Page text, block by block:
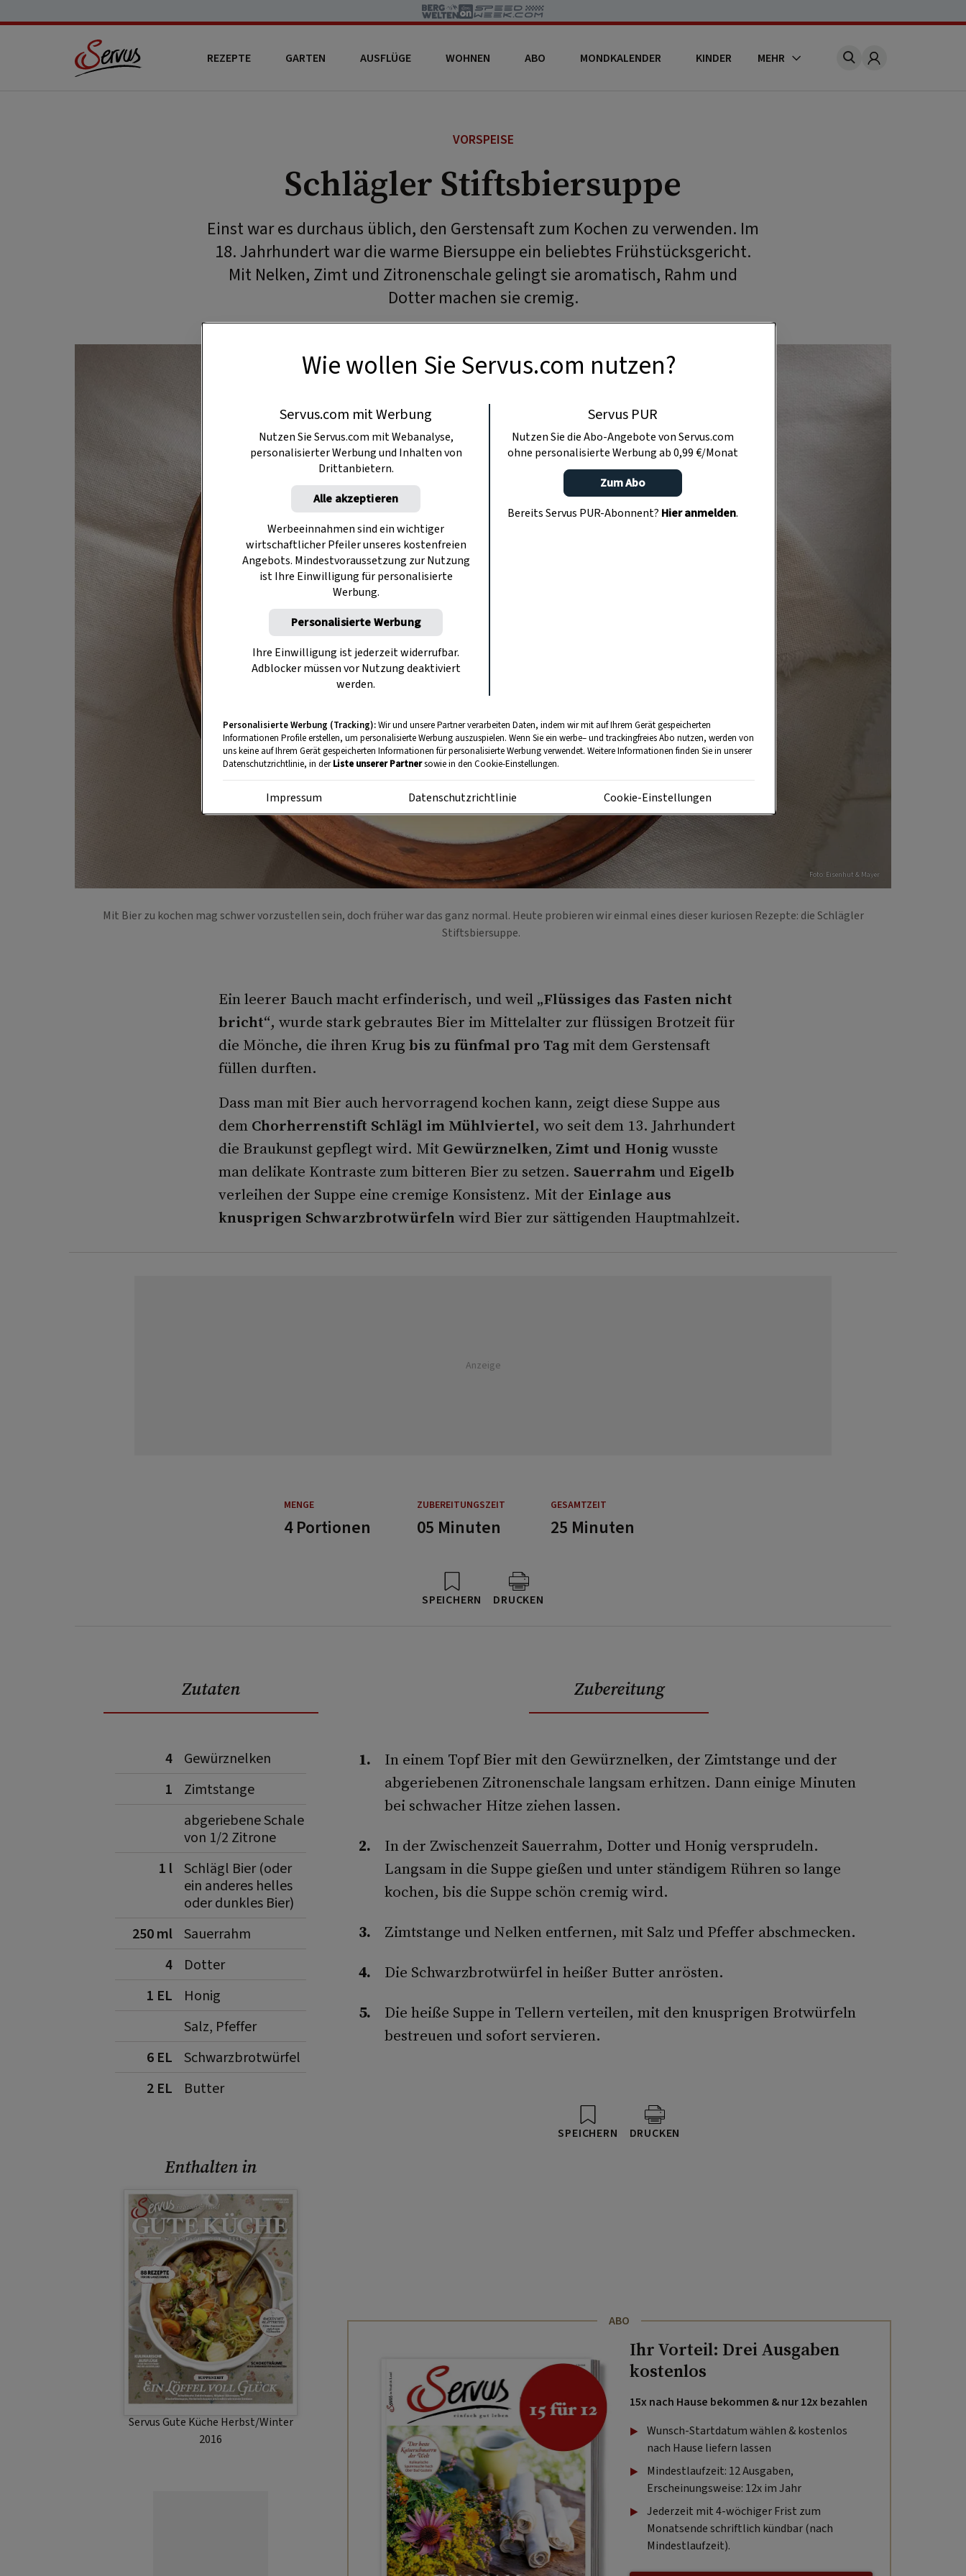
REZEPTE GARTEN AUSFLÜGE WOHNEN ABO MONDKALENDER KINDER MEHR Account
VORSPEISE
Schlägler Stiftsbiersuppe
Einst war es durchaus üblich, den Gerstensaft zum Kochen zu verwenden. Im
18. Jahrhundert war die warme Biersuppe ein beliebtes Frühstücksgericht.
Mit Nelken, Zimt und Zitronenschale gelingt sie aromatisch, Rahm und
Dotter machen sie cremig.
Foto: Eisenhut & Mayer
Mit Bier zu kochen mag schwer vorzustellen sein, doch früher war das ganz normal. Heute probieren wir einmal eines dieser kuriosen Rezepte: die Schlägler
Stiftsbiersuppe.
Ein leerer Bauch macht erfinderisch, und weil „Flüssiges das Fasten nicht
bricht“, wurde stark gebrautes Bier im Mittelalter zur flüssigen Brotzeit für
die Mönche, die ihren Krug bis zu fünfmal pro Tag mit dem Gerstensaft
füllen durften.
Dass man mit Bier auch hervorragend kochen kann, zeigt diese Suppe aus
dem Chorherrenstift Schlägl im Mühlviertel, wo seit dem 13. Jahrhundert
die Braukunst gepflegt wird. Mit Gewürznelken, Zimt und Honig wusste
man delikate Kontraste zum bitteren Bier zu setzen. Sauerrahmund Eigelb
verleihen der Suppe eine cremige Konsistenz. Mit der Einlage aus
knusprigen Schwarzbrotwürfelnwird Bier zur sättigenden Hauptmahlzeit.
Anzeige
MENGE ZUBEREITUNGSZEIT GESAMTZEIT
4 Portionen 05 Minuten 25 Minuten
SPEICHERN DRUCKEN
Zutaten
4
Gewürznelken
1
Zimtstange
abgeriebene Schale
von 1/2 Zitrone
1 l Schlägl Bier (oder
ein anderes helles
oder dunkles Bier)
250 ml Sauerrahm
4
Dotter
1 EL
Honig
Salz, Pfeffer
6 EL
Schwarzbrotwürfel
2 EL
Butter
Enthalten in
Servus Gute Küche Herbst/Winter
2016
Zubereitung
In einem Topf Bier mit den Gewürznelken, der Zimtstange und der
abgeriebenen Zitronenschale langsam erhitzen. Dann einige Minuten
bei schwacher Hitze ziehen lassen.
In der Zwischenzeit Sauerrahm, Dotter und Honig versprudeln.
Langsam in die Suppe gießen und unter ständigem Rühren so lange
kochen, bis die Suppe schön cremig wird.
Zimtstange und Nelken entfernen, mit Salz und Pfeffer abschmecken.
Die Schwarzbrotwürfel in heißer Butter anrösten.
Die heiße Suppe in Tellern verteilen, mit den knusprigen Brotwürfeln
bestreuen und sofort servieren.
SPEICHERN DRUCKEN
ABO
Ihr Vorteil: Drei Ausgaben
kostenlos
15x nach Hause bekommen & nur 12x bezahlen
Wunsch-Startdatum wählen & kostenlos
nach Hause liefern lassen
Mindestlaufzeit: 12 Ausgaben,
Erscheinungsweise: 12x im Jahr
Jederzeit mit 4-wöchiger Frist zum
Monatsende schriftlich kündbar (nach
Mindestlaufzeit).
Wie wollen Sie Servus.com nutzen?
Servus.com mit Werbung
Nutzen Sie Servus.com mit Webanalyse,
personalisierter Werbung und Inhalten von
Drittanbietern.
Alle akzeptieren
Werbeeinnahmen sind ein wichtiger
wirtschaftlicher Pfeiler unseres kostenfreien
Angebots. Mindestvoraussetzung zur Nutzung
ist Ihre Einwilligung für personalisierte
Werbung.
Personalisierte Werbung
Ihre Einwilligung ist jederzeit widerrufbar.
Adblocker müssen vor Nutzung deaktiviert
werden.
Servus PUR
Nutzen Sie die Abo-Angebote von Servus.com
ohne personalisierte Werbung ab 0,99 €/Monat
Zum Abo
Bereits Servus PUR-Abonnent? Hier anmelden.
Personalisierte Werbung (Tracking):Wir und unsere Partner verarbeiten Daten, indem wir mit auf Ihrem Gerät gespeicherten
Informationen Profile erstellen, um personalisierte Werbung auszuspielen. Wenn Sie ein werbe– und trackingfreies Abo nutzen, werden von
uns keine auf Ihrem Gerät gespeicherten Informationen für personalisierte Werbung verwendet. Weitere Informationen finden Sie in unserer
Datenschutzrichtlinie, in derListe unserer Partnersowie in den Cookie-Einstellungen.
Impressum Datenschutzrichtlinie Cookie-Einstellungen